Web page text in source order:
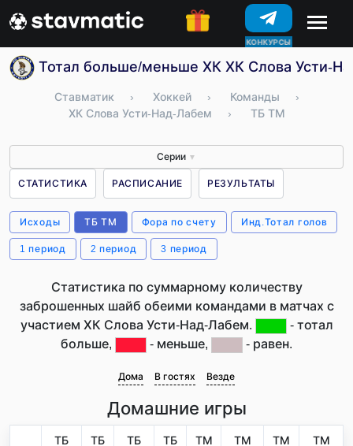
КОНКУРСЫ
Тотал больше/меньше ХК ХК Слова Усти-
Ставматик › Хоккей › Команды
›
ХК Слова Усти-Над-Лабем
› ТБ ТМ
Серии ▼
СТАТИСТИКА РАСПИСАНИЕ РЕЗУЛЬТАТЫ
Исходы ТБ ТМ Фора по счету Инд.Тотал голов
1 период 2 период 3 период
Статистика по суммарному количеству
заброшенных шайб обеими командами в матчах с
участием ХК Слова Усти-Над-Лабем.
- тотал
больше,
- меньше, - равен.
Дома В гостях Везде
Домашние игры
ТБ
ТБ
ТБ
ТБ
ТМ
ТМ
ТМ
ТМ